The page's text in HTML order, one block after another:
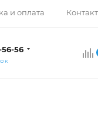
и оплата
56